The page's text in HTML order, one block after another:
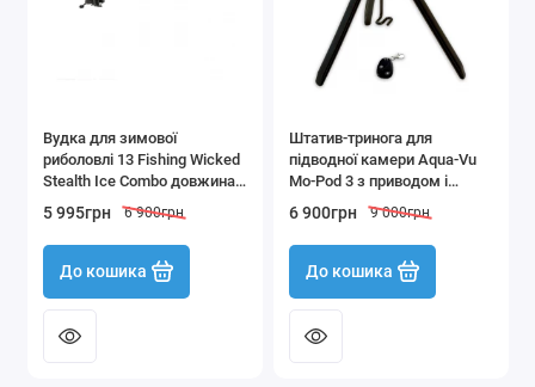
Вудка для зимової
риболовлі 13 Fishing Wicked
Stealth Ice Combo довжина
5 995грн 6 900грн
До кошика
Штатив-тринога для
підводної камери Aqua-Vu
Mo-Pod 3 з приводом і
пультом управління
6 900грн 9 000грн
До кошика